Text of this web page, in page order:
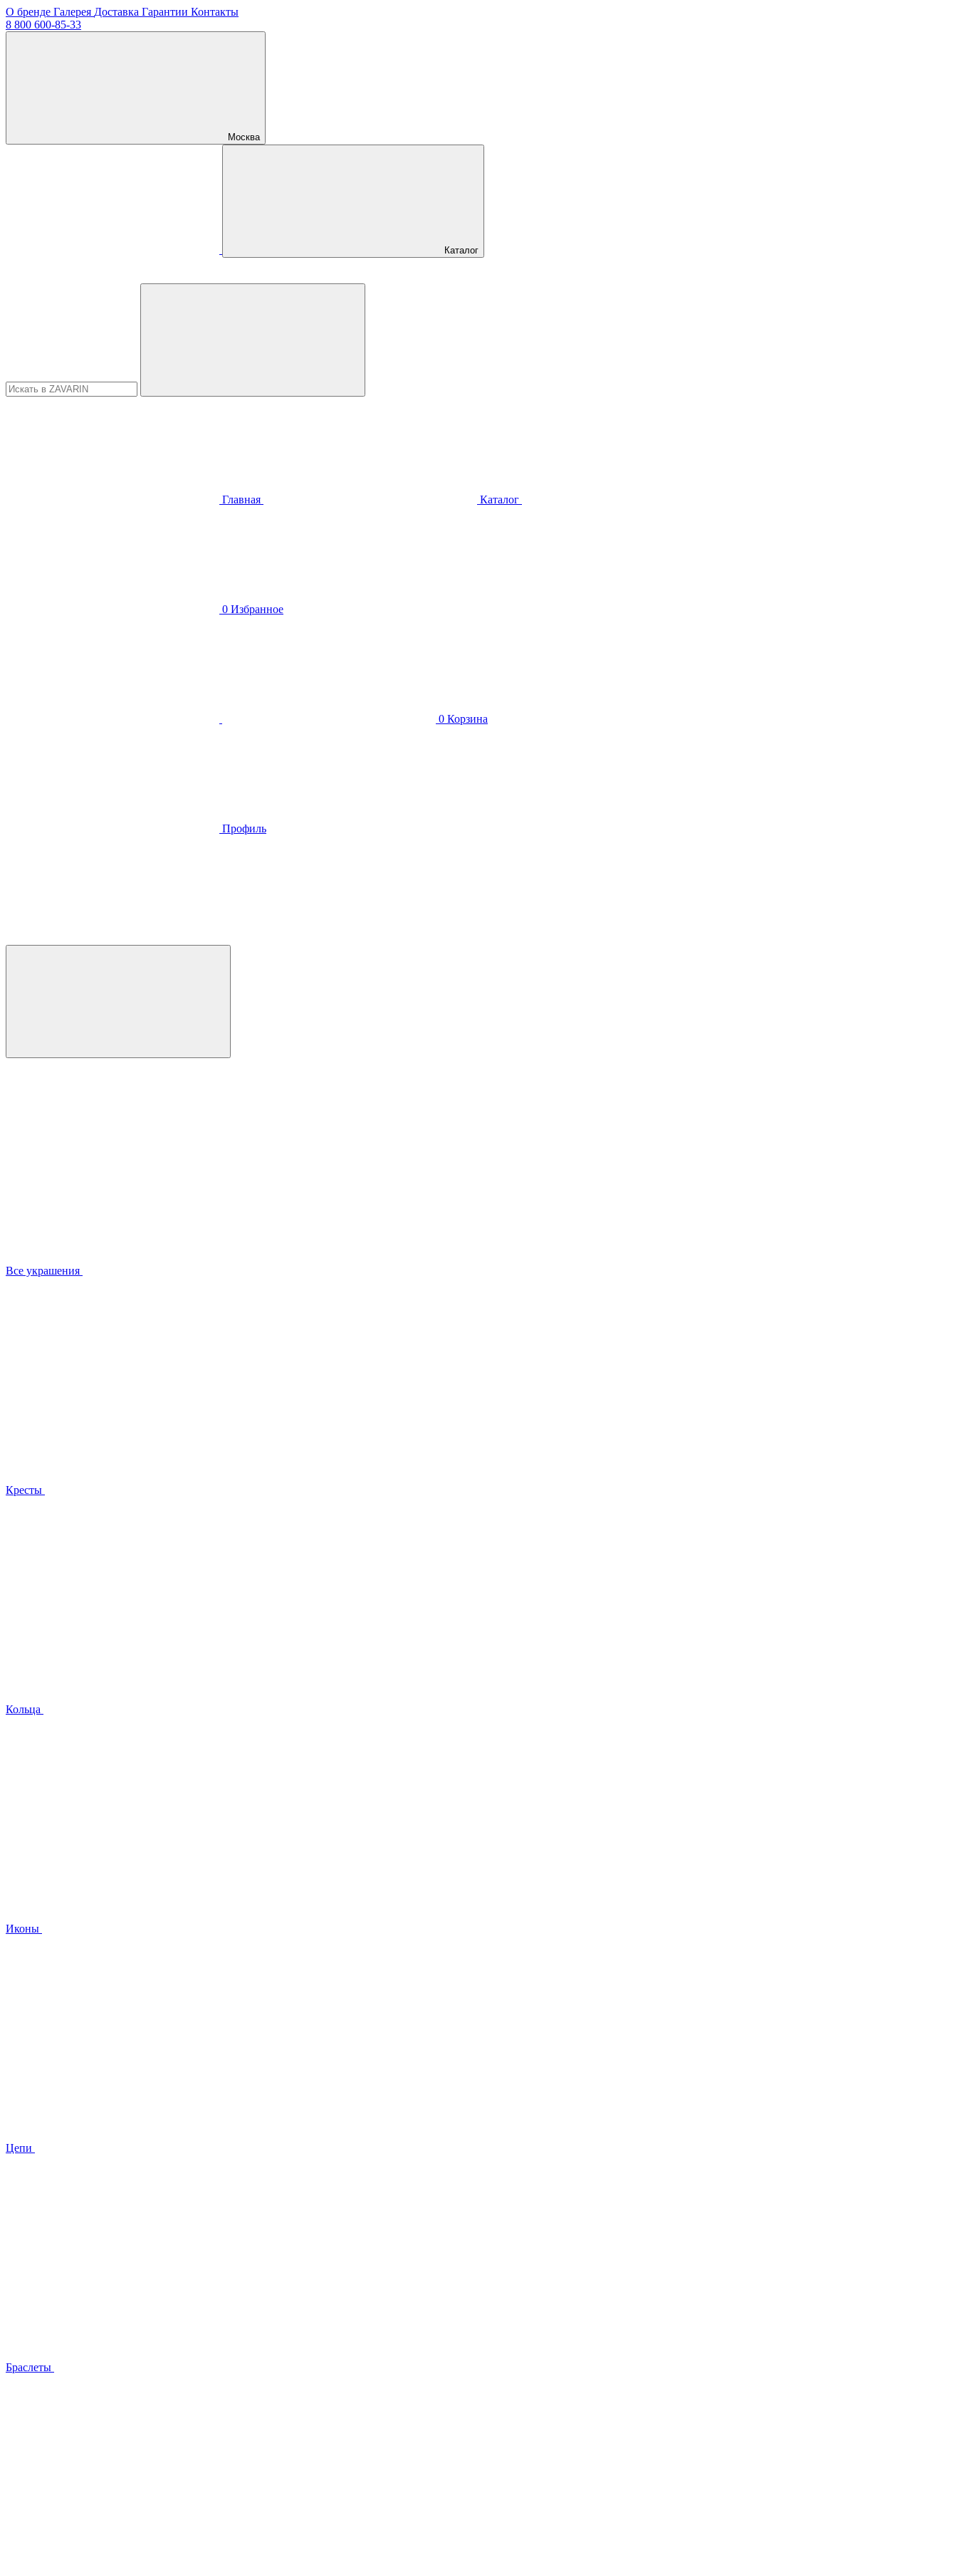
О бренде Галерея Доставка Гарантии Контакты
8 800 600-85-33
Москва
Каталог
Главная Каталог
0 Избранное
0 Корзина
Профиль
Все украшения
Кресты
Кольца
Иконы
Цепи
Браслеты